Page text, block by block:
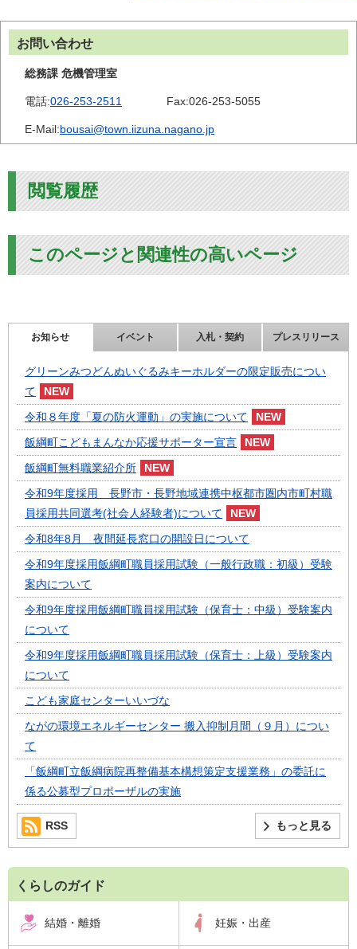
お問い合わせ
総務課 危機管理室
電話:026-253-2511 Fax:026-253-5055
E-Mail:bousai@town.iizuna.nagano.jp
閲覧履歴
このページと関連性の高いページ
お知らせ イベント 入札・契約 プレスリリース
グリーンみつどんぬいぐるみキーホルダーの限定販売につい
て
令和８年度「夏の防火運動」の実施について
飯綱町こどもまんなか応援サポーター宣言
飯綱町無料職業紹介所
令和9年度採用 長野市・長野地域連携中枢都市圏内市町村職
員採用共同選考(社会人経験者)について
令和8年8月 夜間延長窓口の開設日について
令和9年度採用飯綱町職員採用試験（一般行政職：初級）受験
案内について
令和9年度採用飯綱町職員採用試験（保育士：中級）受験案内
について
令和9年度採用飯綱町職員採用試験（保育士：上級）受験案内
について
こども家庭センターいいづな
ながの環境エネルギーセンター 搬入抑制月間（９月）につい
て
「飯綱町立飯綱病院再整備基本構想策定支援業務」の委託に
係る公募型プロポーザルの実施
もっと見る
RSS
くらしのガイド
結婚・離婚 妊娠・出産